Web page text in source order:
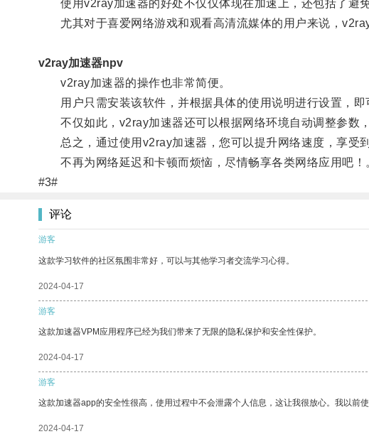
使用v2ray加速器的好处不仅仅体现在加速上，还包括了避
尤其对于喜爱网络游戏和观看高清流媒体的用户来说，v2ray
v2ray加速器npv
v2ray加速器的操作也非常简便。
用户只需安装该软件，并根据具体的使用说明进行设置，即
不仅如此，v2ray加速器还可以根据网络环境自动调整参数，
总之，通过使用v2ray加速器，您可以提升网络速度，享受到
不再为网络延迟和卡顿而烦恼，尽情畅享各类网络应用吧！
#3#
评论
游客
这款学习软件的社区氛围非常好，可以与其他学习者交流学习心得。
2024-04-17
游客
这款加速器VPM应用程序已经为我们带来了无限的隐私保护和安全性保护。
2024-04-17
游客
这款加速器app的安全性很高，使用过程中不会泄露个人信息，这让我很放心。我以前
2024-04-17